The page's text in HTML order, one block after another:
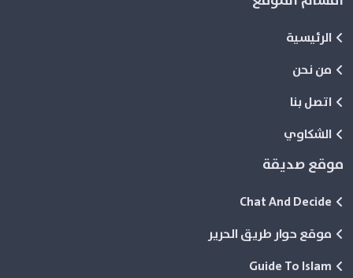
الرئيسية
من نحن
اتصل بنا
الشكاوي
موقع صديقة
Chat And Decide
موقع حوار طريق الحرير
Guide To Islam